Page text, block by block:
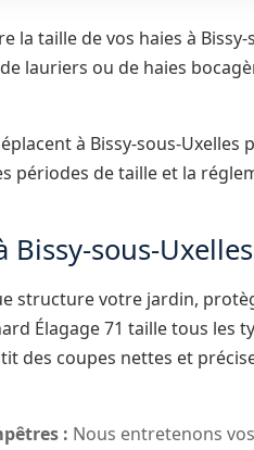
la taille de vos haies à
lauriers ou de haies
à Bissy-sous-
périodes de taille et la
Bissy-sous-Uxelles
structure votre jardin,
Élagage 71 taille tous les
des coupes nettes et
: Nous entretenons